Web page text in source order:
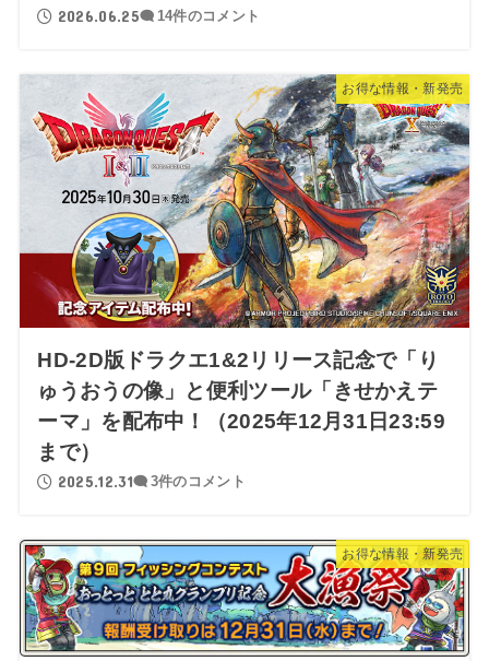
2026.06.25 14件のコメント
お得な情報・新発売
HD-2D版ドラクエ1&2リリース記念で「り
ゅうおうの像」と便利ツール「きせかえテ
ーマ」を配布中！（2025年12月31日23:59
まで）
2025.12.31 3件のコメント
お得な情報・新発売